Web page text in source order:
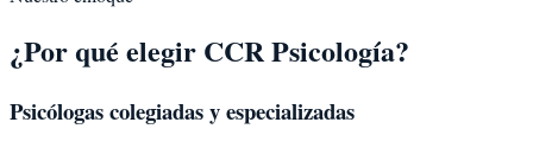
¿Por qué elegir CCR Psicología?
Psicólogas colegiadas y especializadas